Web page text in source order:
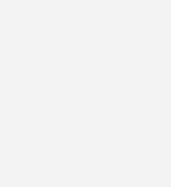
Schalldämpfer
m) für die Simulation verschiedener
bei Bedarf um zwei weitere
werden)
mechanisch
regelbar
beginnen